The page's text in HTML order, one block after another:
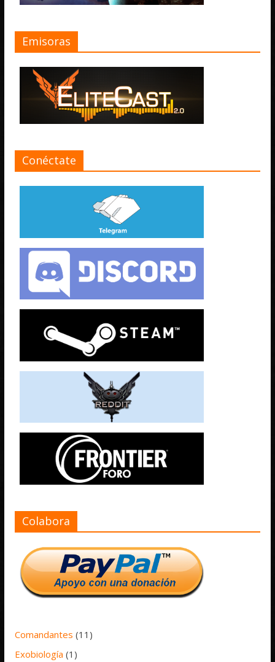
Emisoras
Conéctate
Colabora
Comandantes (11)
Exobiología (1)